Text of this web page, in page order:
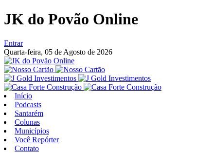
JK do Povão Online
Entrar
Quarta-feira, 05 de Agosto de 2026
Início
Podcasts
Santarém
Colunas
Municípios
Você Repórter
Contato